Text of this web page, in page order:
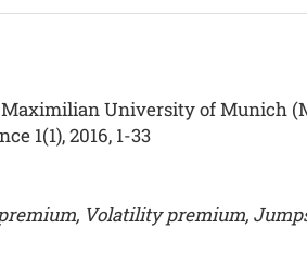
University of Munich
1(1), 2016, 1-33
Volatility premium,